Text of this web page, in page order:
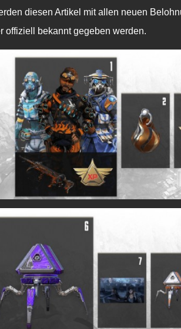
diesen Artikel mit allen neuen
offiziell bekannt gegeben werden.